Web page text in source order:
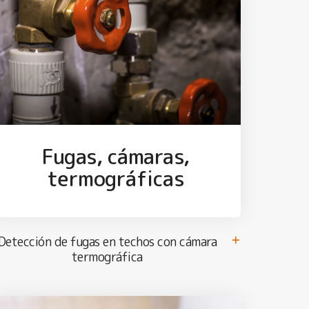
Fugas, cámaras,
termográficas
de fugas en techos con cámara
termográfica